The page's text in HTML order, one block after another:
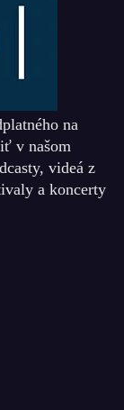
na
v našom
videá z
a koncerty